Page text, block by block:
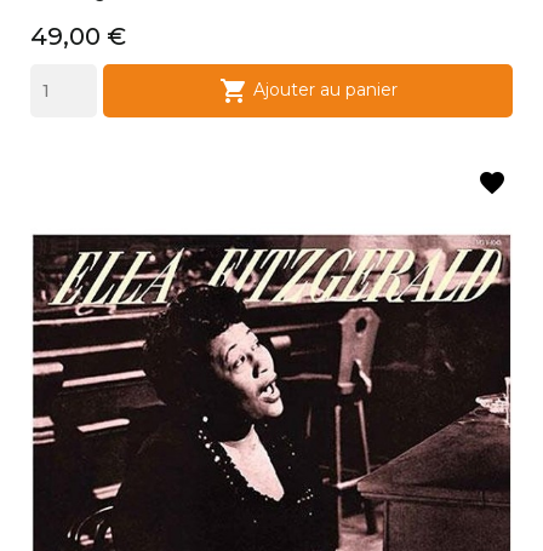
Prix
49,00 €
 Ajouter au panier
favorite